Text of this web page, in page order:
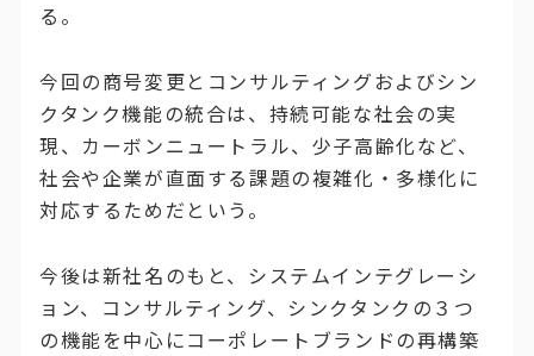
る。
今回の商号変更とコンサルティングおよびシン
クタンク機能の統合は、持続可能な社会の実
現、カーボンニュートラル、少子高齢化など、
社会や企業が直面する課題の複雑化・多様化に
対応するためだという。
今後は新社名のもと、システムインテグレーシ
ョン、コンサルティング、シンクタンクの３つ
の機能を中心にコーポレートブランドの再構築